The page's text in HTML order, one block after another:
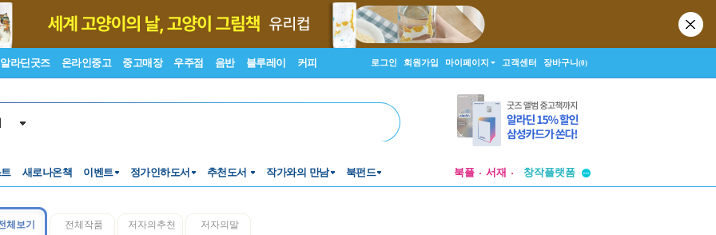
알라딘굿즈 온라인중고 중고매장 우주점 음반 블루레이 커피 로그인 회원가입 마이페이지 고객센터 장바구니(0)
새로나온책 이벤트 정가인하도서 추천도서 작가와의 만남 북펀드 북플 서재
창작플랫폼
체보기 전체작품 저자의추천 저자의말